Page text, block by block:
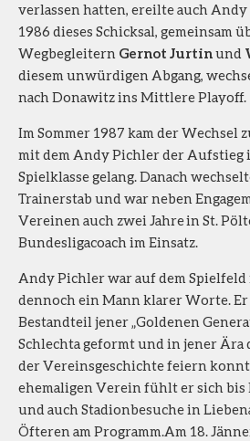
verlassen hatten, ereilte auch
1986 dieses Schicksal, gemeinsam
Wegbegleitern Gernot Jurtinund
diesem unwürdigen Abgang,
nach Donawitz ins Mittlere Playoff.
Im Sommer 1987 kam der Wechsel
mit dem Andy Pichler der Aufstieg
Spielklasse gelang. Danach
Trainerstab und war neben
Vereinen auch zwei Jahre in St.
Bundesligacoach im Einsatz.
Andy Pichler war auf dem Spielfeld
dennoch ein Mann klarer Worte.
Bestandteil jener „Goldenen
Schlechta geformt und in jener Ära
der Vereinsgeschichte feiern
ehemaligen Verein fühlt er sich
und auch Stadionbesuche in
Öfteren am Programm.Am 18.